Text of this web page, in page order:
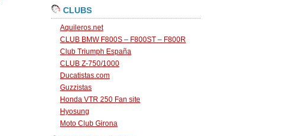
CLUBS
Aquileros.net
CLUB BMW F800S – F800ST – F800R
Club Triumph España
CLUB Z-750/1000
Ducatistas.com
Guzzistas
Honda VTR 250 Fan site
Hyosung
Moto Club Girona